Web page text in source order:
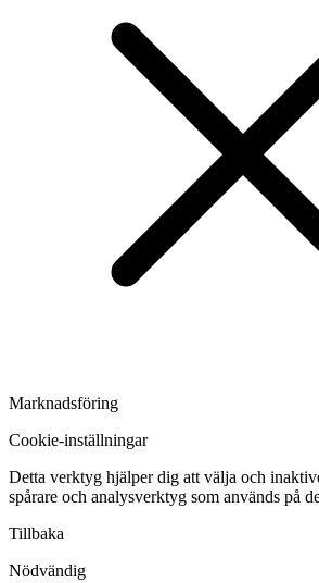
Marknadsföring
Cookie-inställningar
Detta verktyg hjälper dig att välja och
spårare och analysverktyg som används på
Tillbaka
Nödvändig